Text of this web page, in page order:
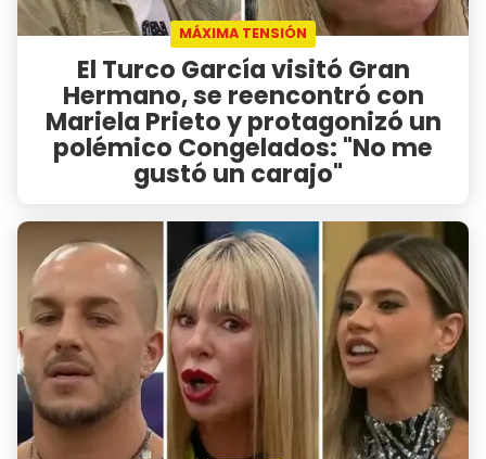
MÁXIMA TENSIÓN
El Turco García visitó Gran
Hermano, se reencontró con
Mariela Prieto y protagonizó un
polémico Congelados: "No me
gustó un carajo"